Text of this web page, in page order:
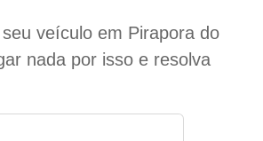
veículo em Pirapora do
nada por isso e resolva